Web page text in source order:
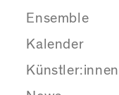
Ensemble
Kalender
Künstler:innen